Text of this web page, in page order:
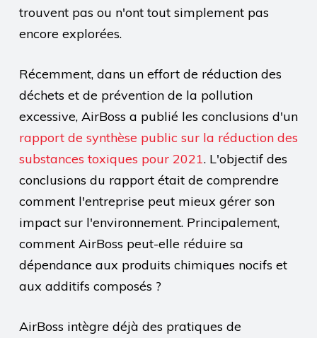
trouvent pas ou n'ont tout simplement pas
encore explorées.
Récemment, dans un effort de réduction des
déchets et de prévention de la pollution
excessive, AirBoss a publié les conclusions d'un
rapport de synthèse public sur la réduction des
substances toxiques pour 2021. L'objectif des
conclusions du rapport était de comprendre
comment l'entreprise peut mieux gérer son
impact sur l'environnement. Principalement,
comment AirBoss peut-elle réduire sa
dépendance aux produits chimiques nocifs et
aux additifs composés ?
AirBoss intègre déjà des pratiques de